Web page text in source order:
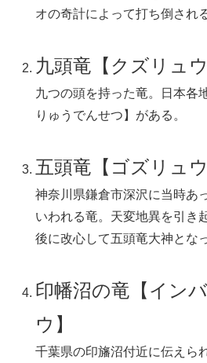
オの奇計によって打ち倒され
九頭竜【クズリュウ
九つの頭を持った竜。日本各
りゅうでんせつ】がある。
五頭竜【ゴズリュウ
神奈川県鎌倉市深沢に当時あ
いわれる竜。天変地異を引き
後に改心して五頭竜大神とな
印幡沼の竜【イン
ウ】
千葉県の印旛沼付近に伝えら